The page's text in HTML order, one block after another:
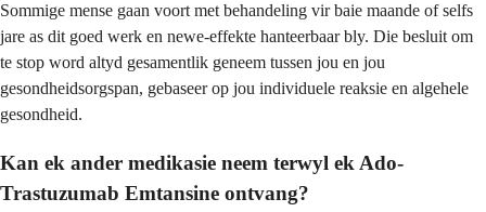
Sommige mense gaan voort met behandeling vir baie maande of selfs
jare as dit goed werk en newe-effekte hanteerbaar bly. Die besluit om
te stop word altyd gesamentlik geneem tussen jou en jou
gesondheidsorgspan, gebaseer op jou individuele reaksie en algehele
gesondheid.
Kan ek ander medikasie neem terwyl ek Ado-
Trastuzumab Emtansine ontvang?